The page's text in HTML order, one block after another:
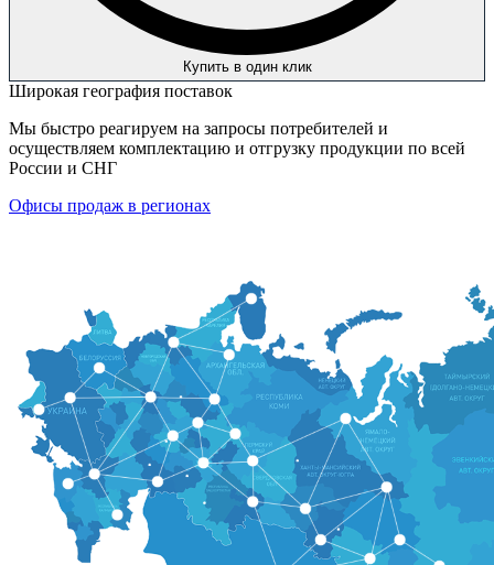
Купить в один клик
Широкая география поставок
Мы быстро реагируем на запросы потребителей и
осуществляем комплектацию и отгрузку продукции по всей
России и СНГ
Офисы продаж в регионах